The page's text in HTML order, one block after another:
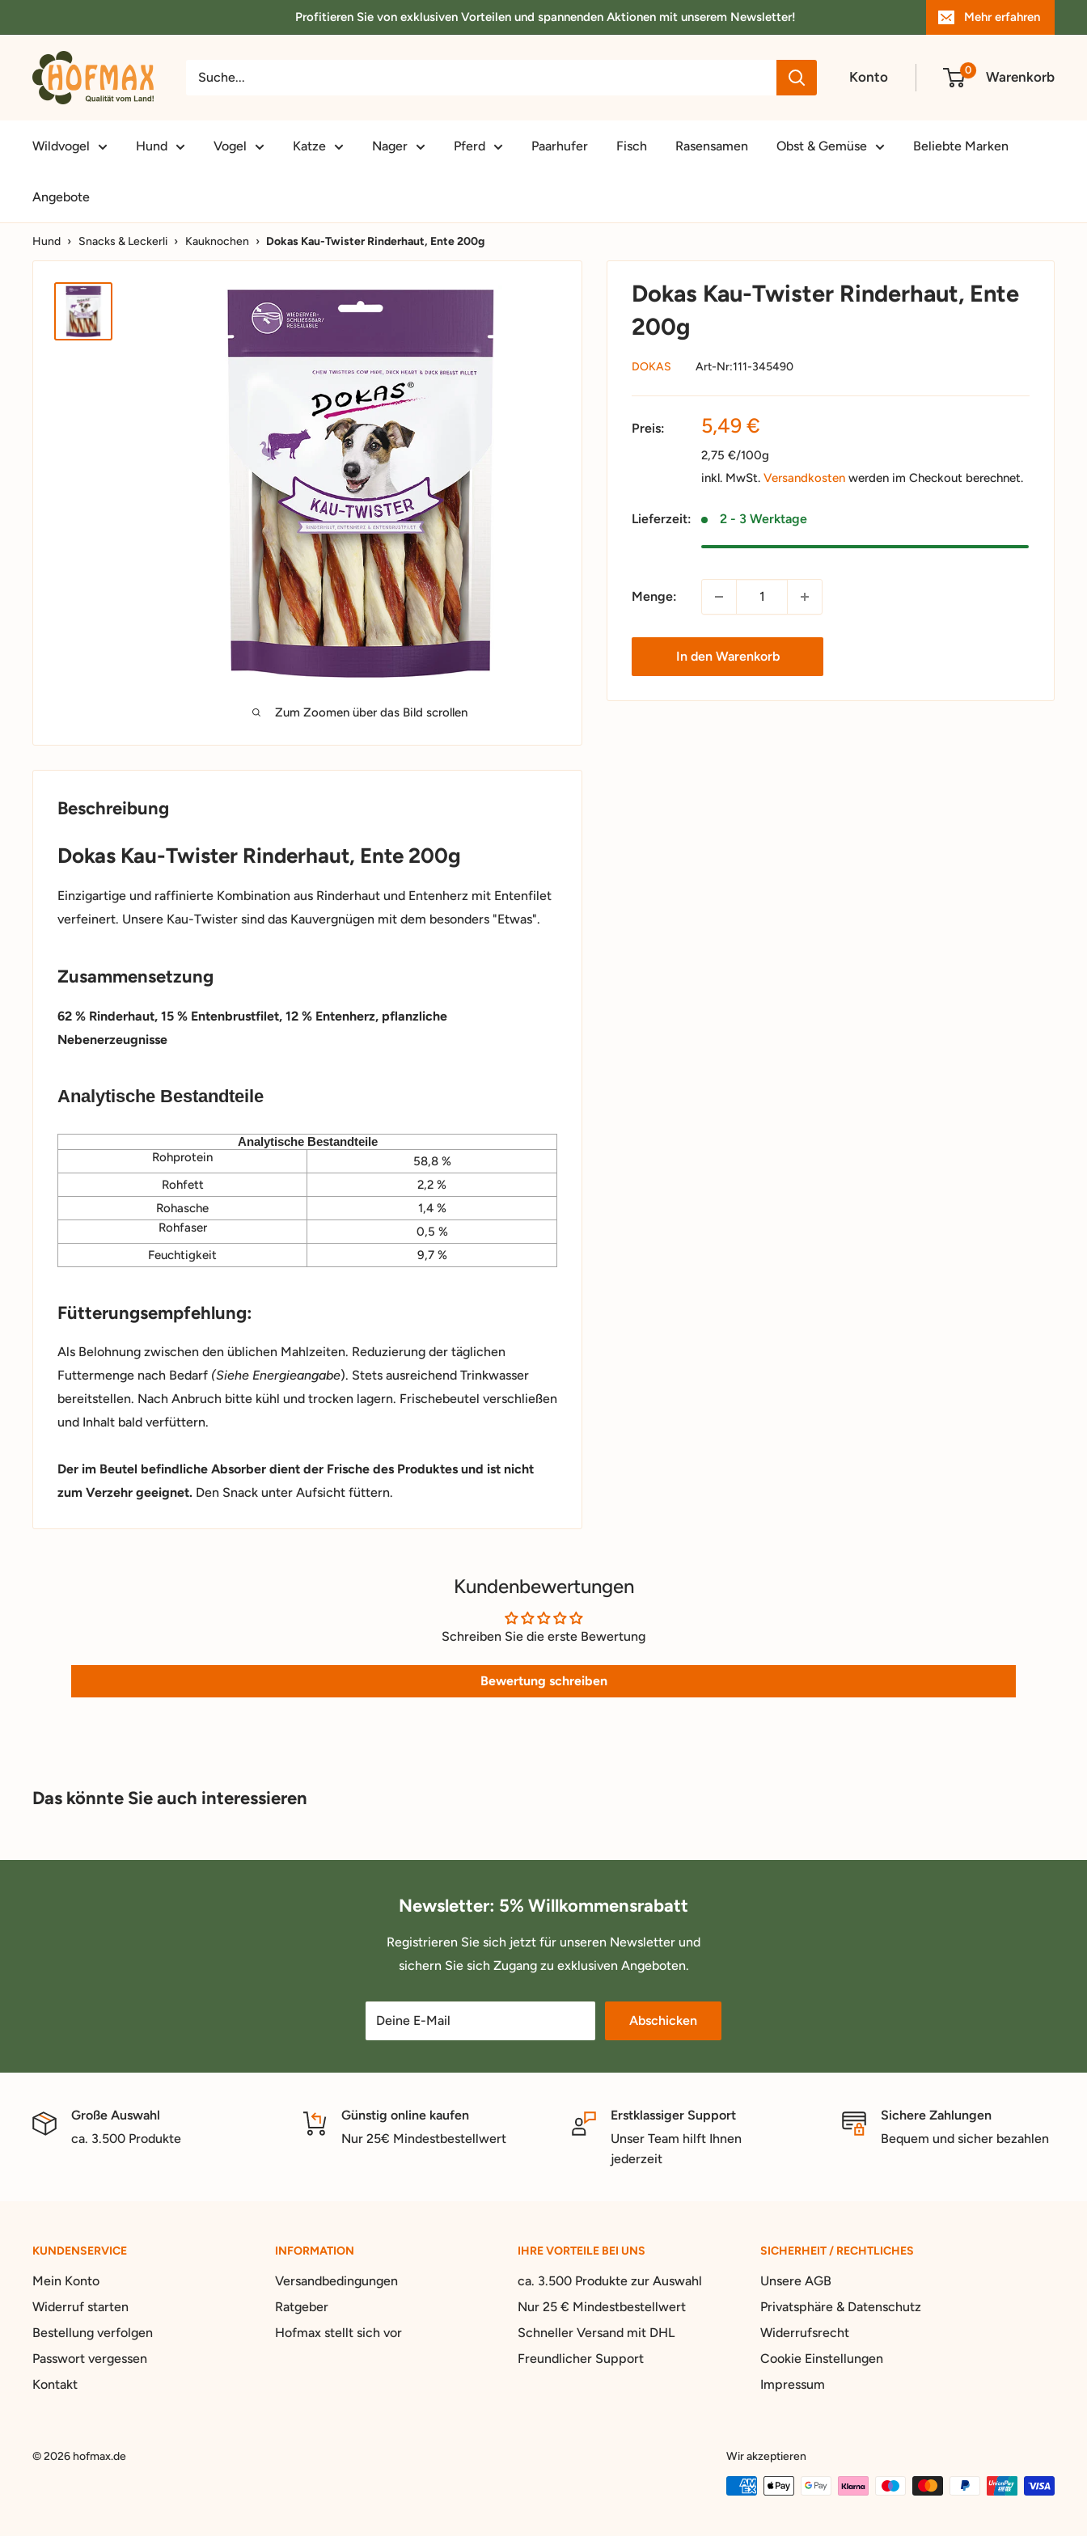
zum
Profitieren Sie von exklusiven Vorteilen und spannenden Aktionen mit unserem Newsletter! Mehr erfahren
hofmax.de
Konto 0 Warenkorb
Wildvogel Hund Vogel Katze Nager Pferd Paarhufer Fisch Rasensamen Obst & Gemüse Beliebte Marken
Angebote
Hund › Snacks & Leckerli › Kauknochen › Dokas Kau-Twister Rinderhaut, Ente 200g
Zum Zoomen über das Bild scrollen
Dokas Kau-Twister Rinderhaut, Ente
200g
DOKAS Art-Nr:111-345490
Preis: Sonderpreis
5,49 €
2,75 €/100g
inkl. MwSt.Versandkosten werden im Checkout berechnet.
Lieferzeit: 2 - 3 Werktage
Menge:
In den Warenkorb
Beschreibung
Dokas Kau-Twister Rinderhaut, Ente 200g
Einzigartige und raffinierte Kombination aus Rinderhaut und Entenherz mit Entenfilet
verfeinert. Unsere Kau-Twister sind das Kauvergnügen mit dem besonders "Etwas".
Zusammensetzung
62 % Rinderhaut, 15 % Entenbrustfilet, 12 % Entenherz, pflanzliche
Nebenerzeugnisse
Analytische Bestandteile
Analytische Bestandteile
Rohprotein
58,8 %
Rohfett
2,2 %
Rohasche
1,4 %
Rohfaser
0,5 %
Feuchtigkeit
9,7 %
Fütterungsempfehlung:
Als Belohnung zwischen den üblichen Mahlzeiten. Reduzierung der täglichen
Futtermenge nach Bedarf (Siehe Energieangabe). Stets ausreichend Trinkwasser
bereitstellen. Nach Anbruch bitte kühl und trocken lagern. Frischebeutel verschließen
und Inhalt bald verfüttern.
Der im Beutel befindliche Absorber dient der Frische des Produktes und ist nicht
zum Verzehr geeignet. Den Snack unter Aufsicht füttern.
Kundenbewertungen
Schreiben Sie die erste Bewertung
Bewertung schreiben
Das könnte Sie auch interessieren
Newsletter: 5% Willkommensrabatt
Registrieren Sie sich jetzt für unseren Newsletter und
sichern Sie sich Zugang zu exklusiven Angeboten.
Deine E-Mail Abschicken
Große Auswahl
ca. 3.500 Produkte
Günstig online kaufen
Nur 25€ Mindestbestellwert
Erstklassiger Support
Unser Team hilft Ihnen
jederzeit
Sichere Zahlungen
Bequem und sicher bezahlen
KUNDENSERVICE
Mein Konto
Widerruf starten
Bestellung verfolgen
Passwort vergessen
Kontakt
INFORMATION
Versandbedingungen
Ratgeber
Hofmax stellt sich vor
IHRE VORTEILE BEI UNS
ca. 3.500 Produkte zur Auswahl
Nur 25 € Mindestbestellwert
Schneller Versand mit DHL
Freundlicher Support
SICHERHEIT / RECHTLICHES
Unsere AGB
Privatsphäre & Datenschutz
Widerrufsrecht
Cookie Einstellungen
Impressum
© 2026 hofmax.de Wir akzeptieren